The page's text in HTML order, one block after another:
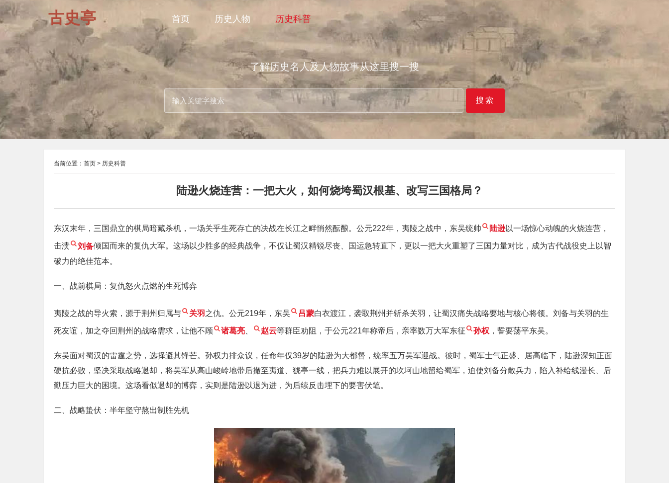
古史亭 首页 历史人物 历史科普
了解历史名人及人物故事从这里搜一搜
搜索
当前位置： 首页 > 历史科普
陆逊火烧连营：一把大火，如何烧垮蜀汉根基、改写三国格局？
东汉末年，三国鼎立的棋局暗藏杀机，一场关乎生死存亡的决战在长江之畔悄然酝酿。公元222年，夷陵之战中，东吴统帅 陆逊以一场惊心动魄的火烧连营，
击溃 刘备倾国而来的复仇大军。这场以少胜多的经典战争，不仅让蜀汉精锐尽丧、国运急转直下，更以一把大火重塑了三国力量对比，成为古代战役史上以智
破力的绝佳范本。
一、战前棋局：复仇怒火点燃的生死博弈
夷陵之战的导火索，源于荆州归属与 关羽 之仇。公元219年，东吴 吕蒙白衣渡江，袭取荆州并斩杀关羽，让蜀汉痛失战略要地与核心将领。刘备与关羽的生
死友谊，加之夺回荆州的战略需求，让他不顾 诸葛亮 赵云等群臣劝阻，于公元221年称帝后，亲率数万大军东征 孙权 ，誓要荡平东吴。
东吴面对蜀汉的雷霆之势，选择避其锋芒。孙权力排众议，任命年仅39岁的陆逊为大都督，统率五万吴军迎战。彼时，蜀军士气正盛、居高临下，陆逊深知正面
硬抗必败，坚决采取战略退却，将吴军从高山峻岭地带后撤至夷道、猇亭一线，把兵力难以展开的坎坷山地留给蜀军，迫使刘备分散兵力，陷入补给线漫长、后
勤压力巨大的困境。这场看似退却的博弈，实则是陆逊以退为进，为后续反击埋下的要害伏笔。
二、战略蛰伏：半年坚守熬出制胜先机